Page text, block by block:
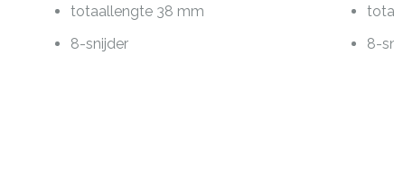
totaallengte 38 mm
8-snijder
8-